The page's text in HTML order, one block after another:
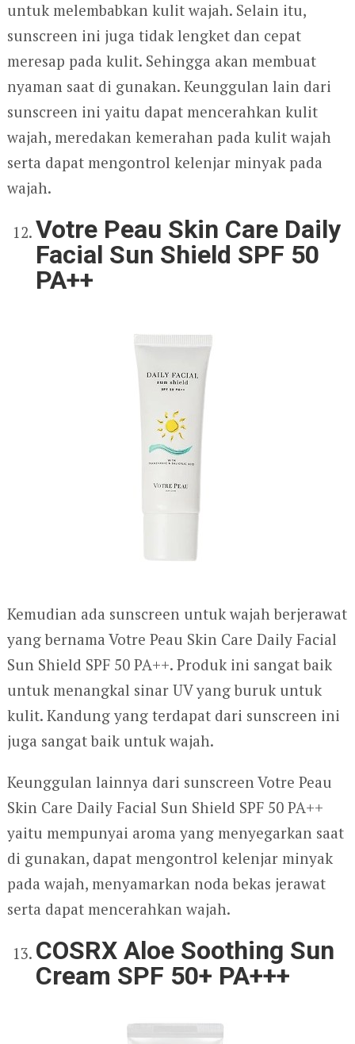
untuk melembabkan kulit wajah. Selain itu,
sunscreen ini juga tidak lengket dan cepat
meresap pada kulit. Sehingga akan membuat
nyaman saat di gunakan. Keunggulan lain dari
sunscreen ini yaitu dapat mencerahkan kulit
wajah, meredakan kemerahan pada kulit wajah
serta dapat mengontrol kelenjar minyak pada
wajah.
Votre Peau Skin Care Daily
Facial Sun Shield SPF 50
PA++
Kemudian ada sunscreen untuk wajah berjerawat
yang bernama Votre Peau Skin Care Daily Facial
Sun Shield SPF 50 PA++. Produk ini sangat baik
untuk menangkal sinar UV yang buruk untuk
kulit. Kandung yang terdapat dari sunscreen ini
juga sangat baik untuk wajah.
Keunggulan lainnya dari sunscreen Votre Peau
Skin Care Daily Facial Sun Shield SPF 50 PA++
yaitu mempunyai aroma yang menyegarkan saat
di gunakan, dapat mengontrol kelenjar minyak
pada wajah, menyamarkan noda bekas jerawat
serta dapat mencerahkan wajah.
COSRX Aloe Soothing Sun
Cream SPF 50+ PA+++